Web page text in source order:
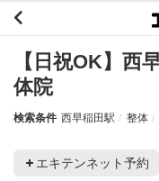
【日祝OK】西
体院
検索条件 西早稲田駅 整体
エキテンネット予約